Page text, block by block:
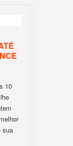
10
sua